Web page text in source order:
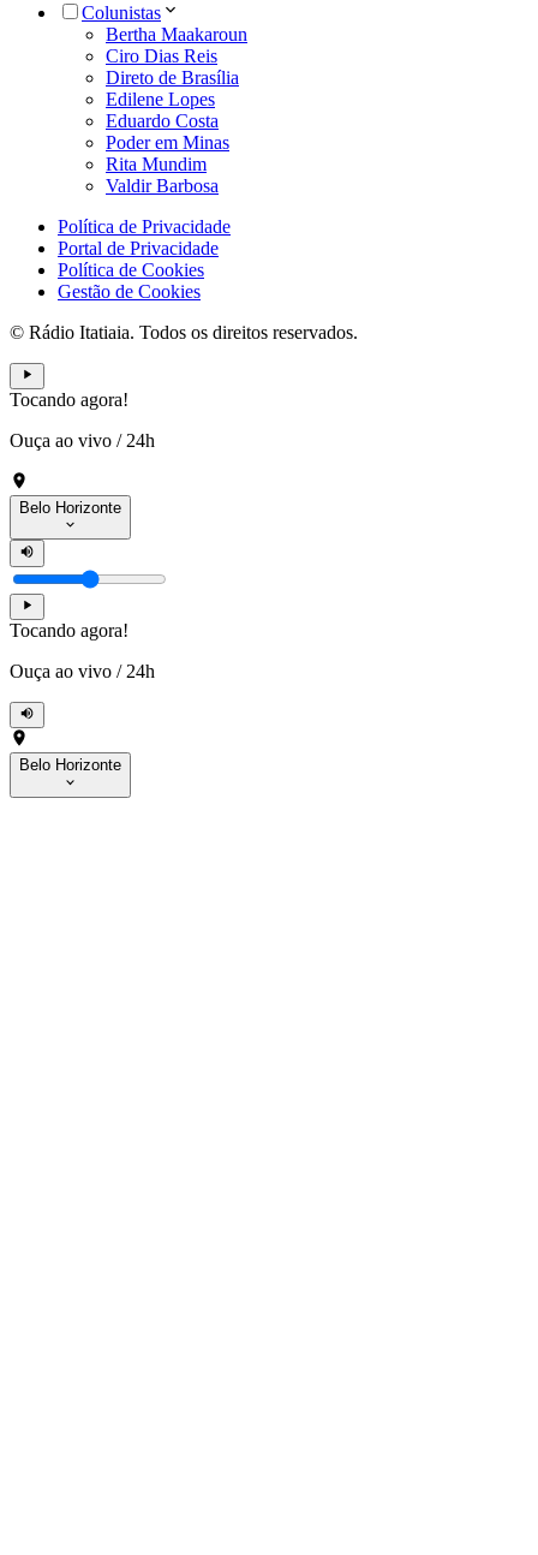
Colunistas
Bertha Maakaroun
Ciro Dias Reis
Direto de Brasília
Edilene Lopes
Eduardo Costa
Poder em Minas
Rita Mundim
Valdir Barbosa
Política de Privacidade
Portal de Privacidade
Política de Cookies
Gestão de Cookies
© Rádio Itatiaia. Todos os direitos reservados.
Tocando agora!
Ouça ao vivo / 24h
Belo Horizonte
Tocando agora!
Ouça ao vivo / 24h
Belo Horizonte